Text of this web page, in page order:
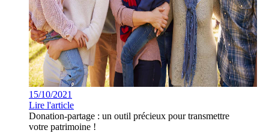
15/10/2021
Lire l'article
Donation-partage : un outil précieux pour transmettre
votre patrimoine !